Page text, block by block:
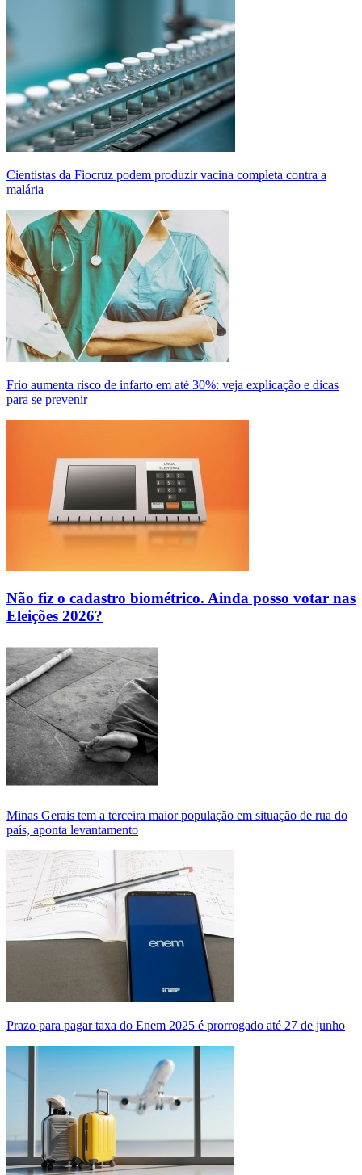
Cientistas da Fiocruz podem produzir vacina completa contra a
malária
Frio aumenta risco de infarto em até 30%: veja explicação e dicas
para se prevenir
Não fiz o cadastro biométrico. Ainda posso votar nas
Eleições 2026?
Minas Gerais tem a terceira maior população em situação de rua do
país, aponta levantamento
Prazo para pagar taxa do Enem 2025 é prorrogado até 27 de junho